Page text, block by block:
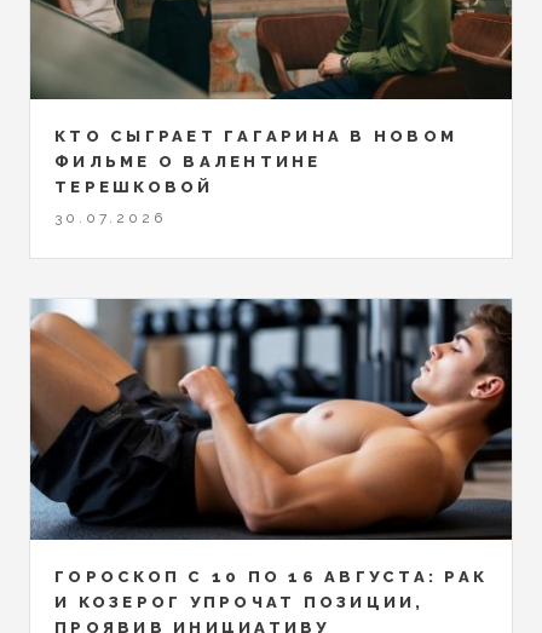
КТО СЫГРАЕТ ГАГАРИНА В НОВОМ
ФИЛЬМЕ О ВАЛЕНТИНЕ
ТЕРЕШКОВОЙ
30.07.2026
ГОРОСКОП С 10 ПО 16 АВГУСТА: РАК
И КОЗЕРОГ УПРОЧАТ ПОЗИЦИИ,
ПРОЯВИВ ИНИЦИАТИВУ